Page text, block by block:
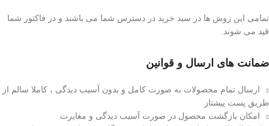
تمامی این روش ها در سبد خرید در دسترس شما می باشند و در فاکتور شما
قید می شوند.
ضمانت های ارسال و قوانین
ارسال تمام محصولات به صورت کامل و بدون آسیب دیدگی ، کاملا سالم از
طریق پست پیشتاز
امکان بازگشت محصول در صورت آسیب دیدگی و مغایرت